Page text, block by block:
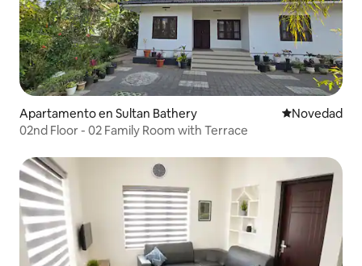
Apartamento en Sultan Bathery Lugar para
Novedad
02nd Floor - 02 Family Room with Terrace